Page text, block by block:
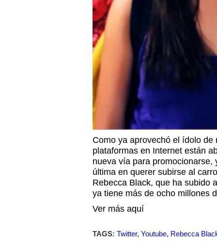
Como ya aprovechó el ídolo de
plataformas en Internet están
nueva vía para promocionarse,
última en querer subirse al
Rebecca Black, que ha subido
ya tiene más de ocho millones
Ver más aquí
TAGS: Twitter, Youtube, Rebecca